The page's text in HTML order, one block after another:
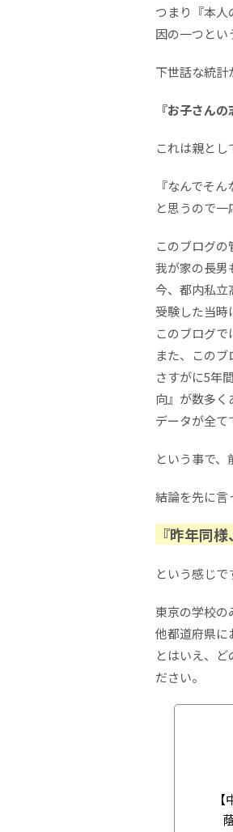
つまり『本
因の一つとい
下世話な統
『お子さん
これは親とし
『なんでそ
と思うので一
このブログの
我が家の長男
今、都内私立
受験した当時
このブログで
また、このブ
さすがに5年
向』が数多く
データが全て
という事で、
結論を先に言
『昨年同
という感じで
東京の学校の
他都道府県に
とはいえ、
ださい。